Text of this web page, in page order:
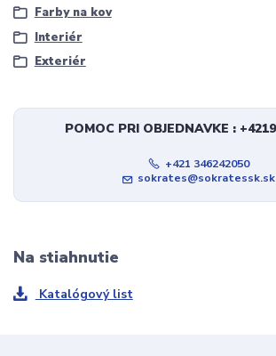
Farby na kov
Interiér
Exteriér
POMOC PRI OBJEDNAVKE :
+421 346242050
sokrates@sokratessk.sk
Na stiahnutie
Katalógový list